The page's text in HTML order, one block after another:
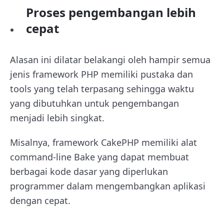
Proses pengembangan lebih
cepat
Alasan ini dilatar belakangi oleh hampir semua
jenis framework PHP memiliki pustaka dan
tools yang telah terpasang sehingga waktu
yang dibutuhkan untuk pengembangan
menjadi lebih singkat.
Misalnya, framework CakePHP memiliki alat
command-line Bake yang dapat membuat
berbagai kode dasar yang diperlukan
programmer dalam mengembangkan aplikasi
dengan cepat.